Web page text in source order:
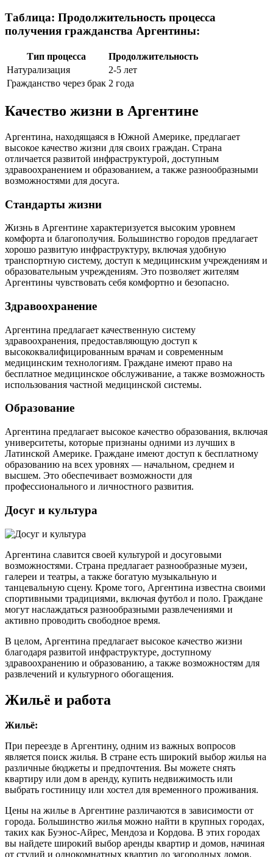
Таблица: Продолжительность процесса
получения гражданства Аргентины:
Тип процесса
Продолжительность
Натурализация
2-5 лет
Гражданство через брак 2 года
Качество жизни в Аргентине
Аргентина, находящаяся в Южной Америке, предлагает
высокое качество жизни для своих граждан. Страна
отличается развитой инфраструктурой, доступным
здравоохранением и образованием, а также разнообразными
возможностями для досуга.
Стандарты жизни
Жизнь в Аргентине характеризуется высоким уровнем
комфорта и благополучия. Большинство городов предлагает
хорошо развитую инфраструктуру, включая удобную
транспортную систему, доступ к медицинским учреждениям и
образовательным учреждениям. Это позволяет жителям
Аргентины чувствовать себя комфортно и безопасно.
Здравоохранение
Аргентина предлагает качественную систему
здравоохранения, предоставляющую доступ к
высококвалифицированным врачам и современным
медицинским технологиям. Граждане имеют право на
бесплатное медицинское обслуживание, а также возможность
использования частной медицинской системы.
Образование
Аргентина предлагает высокое качество образования, включая
университеты, которые признаны одними из лучших в
Латинской Америке. Граждане имеют доступ к бесплатному
образованию на всех уровнях — начальном, среднем и
высшем. Это обеспечивает возможности для
профессионального и личностного развития.
Досуг и культура
Аргентина славится своей культурой и досуговыми
возможностями. Страна предлагает разнообразные музеи,
галереи и театры, а также богатую музыкальную и
танцевальную сцену. Кроме того, Аргентина известна своими
спортивными традициями, включая футбол и поло. Граждане
могут наслаждаться разнообразными развлечениями и
активно проводить свободное время.
В целом, Аргентина предлагает высокое качество жизни
благодаря развитой инфраструктуре, доступному
здравоохранению и образованию, а также возможностям для
развлечений и культурного обогащения.
Жильё и работа
Жильё:
При переезде в Аргентину, одним из важных вопросов
является поиск жилья. В стране есть широкий выбор жилья на
различные бюджеты и предпочтения. Вы можете снять
квартиру или дом в аренду, купить недвижимость или
выбрать гостиницу или хостел для временного проживания.
Цены на жилье в Аргентине различаются в зависимости от
города. Большинство жилья можно найти в крупных городах,
таких как Буэнос-Айрес, Мендоза и Кордова. В этих городах
вы найдете широкий выбор аренды квартир и домов, начиная
от студий и однокомнатных квартир до загородных домов.